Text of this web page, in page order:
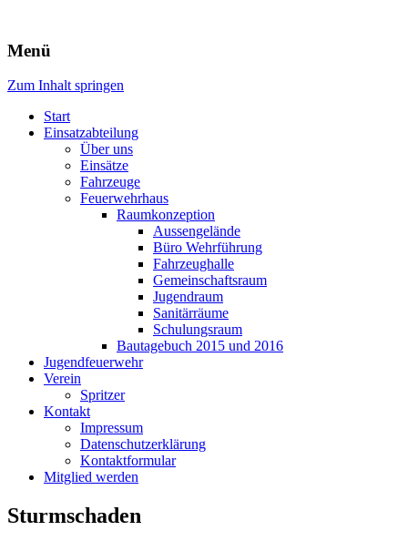
Freiwillige Feuerwehr Rodheim
v.d.H.
Menü
Zum Inhalt springen
Start
Einsatzabteilung
Über uns
Einsätze
Fahrzeuge
Feuerwehrhaus
Raumkonzeption
Aussengelände
Büro Wehrführung
Fahrzeughalle
Gemeinschaftsraum
Jugendraum
Sanitärräume
Schulungsraum
Bautagebuch 2015 und 2016
Jugendfeuerwehr
Verein
Spritzer
Kontakt
Impressum
Datenschutzerklärung
Kontaktformular
Mitglied werden
Sturmschaden